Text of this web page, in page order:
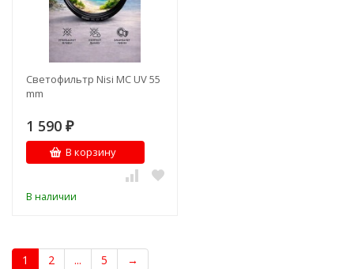
Светофильтр Nisi MC UV 55
mm
1 590 ₽
В корзину
В наличии
1 2 ... 5 →